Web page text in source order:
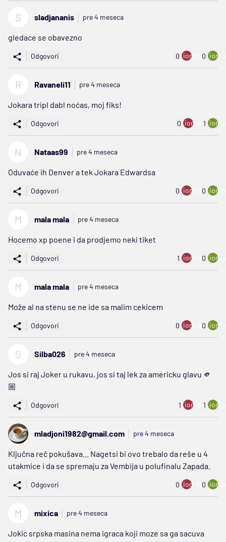
S sladjananis pre 4 meseca
gledace se obavezno
Odgovori 0 ion:minus
0
R Ravaneli11 pre 4 meseca
Jokara tripl dabl noćas, moj fiks!
Odgovori 0 ion:minus
1
N Nataas99 pre 4 meseca
Oduvaće ih Denver a tek Jokara Edwardsa
Odgovori 0 ion:minus
0
M mala mala pre 4 meseca
Hocemo xp poene i da prodjemo neki tiket
Odgovori 1 ion:minus
0
M mala mala pre 4 meseca
Može al na stenu se ne ide sa malim cekicem
Odgovori 0 ion:minus
0
S Silba026 pre 4 meseca
Jos si raj Joker u rukavu, jos si taj lek za americku glavu 🫵
🏼
Odgovori 1 ion:minus
1
mladjoni1982@gmail.com pre 4 meseca
Ključna reč pokušava... Nagetsi bi ovo trebalo da reše u 4
utakmice i da se spremaju za Vembija u polufinalu Zapada.
Odgovori 0 ion:minus
0
M mixica pre 4 meseca
Jokic srpska masina nema igraca koji moze sa ga sacuva